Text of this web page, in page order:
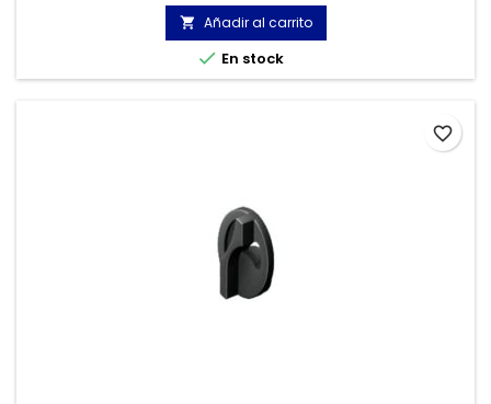
 Añadir al carrito
 En stock
favorite_border